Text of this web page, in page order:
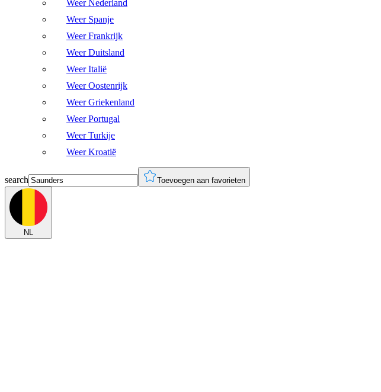
Weer Nederland
Weer Spanje
Weer Frankrijk
Weer Duitsland
Weer Italië
Weer Oostenrijk
Weer Griekenland
Weer Portugal
Weer Turkije
Weer Kroatië
search Toevoegen aan favorieten
NL